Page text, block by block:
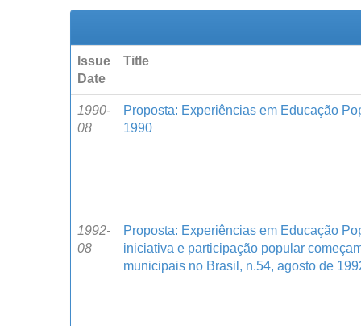
Issue
Date
Title
1990-
08
Proposta: Experiências em Educação
1990
1992-
08
Proposta: Experiências em Educação
iniciativa e participação popular
municipais no Brasil, n.54, agosto de